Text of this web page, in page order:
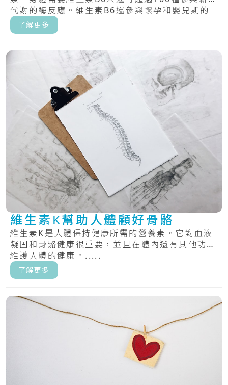
代謝的酶反應。維生素B6還參與懷孕和嬰兒期的
大.....
了解更多
維生素K幫助人體顧好骨骼
維生素K是人體保持健康所需的營養素。它對血液
凝固和骨骼健康很重要，並且在體內還有其他功能
維護人體的健康。.....
了解更多